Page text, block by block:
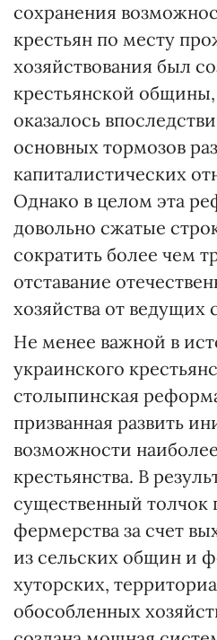
сохранения
крестьян по месту
хозяйствования был
крестьянской
оказалось
основных тормозов
капиталистических
Однако в целом эта
довольно сжатые
сократить более чем
отставание
хозяйства от ведущих
Не менее важной в
украинского
столыпинская реформа
призванная развить
возможности
крестьянства. В
существенный толчок
фермерства за счет
из сельских общин и
хуторских,
обособленных